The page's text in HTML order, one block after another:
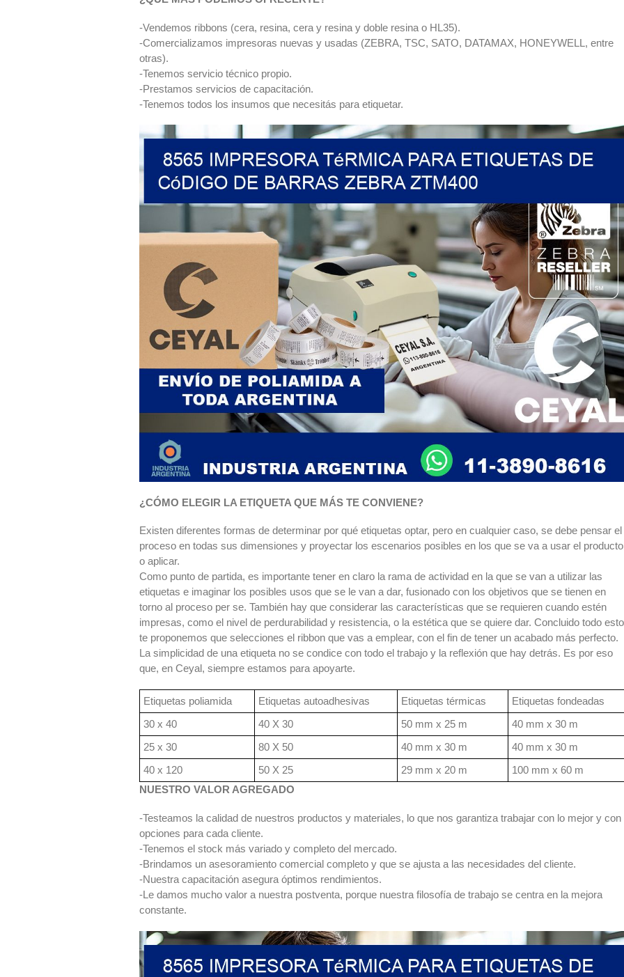
-Vendemos ribbons (cera, resina, cera y resina y doble resina o HL35).
-Comercializamos impresoras nuevas y usadas (ZEBRA, TSC, SATO, DATAMAX, HONEYWELL, entre
otras).
-Tenemos servicio técnico propio.
-Prestamos servicios de capacitación.
-Tenemos todos los insumos que necesitás para etiquetar.
¿CÓMO ELEGIR LA ETIQUETA QUE MÁS TE CONVIENE?
Existen diferentes formas de determinar por qué etiquetas optar, pero en cualquier caso, se debe pensar el
proceso en todas sus dimensiones y proyectar los escenarios posibles en los que se va a usar el producto
o aplicar.
Como punto de partida, es importante tener en claro la rama de actividad en la que se van a utilizar las
etiquetas e imaginar los posibles usos que se le van a dar, fusionado con los objetivos que se tienen en
torno al proceso per se. También hay que considerar las características que se requieren cuando estén
impresas, como el nivel de perdurabilidad y resistencia, o la estética que se quiere dar. Concluido todo
te proponemos que selecciones el ribbon que vas a emplear, con el fin de tener un acabado más perfecto.
La simplicidad de una etiqueta no se condice con todo el trabajo y la reflexión que hay detrás. Es por eso
que, en Ceyal, siempre estamos para apoyarte.
Etiquetas poliamida Etiquetas autoadhesivas Etiquetas térmicas
Etiquetas fondeadas
30 x 40
40 X 30 50 mm x 25 m
40 mm x 30 m
25 x 30
80 X 50 40 mm x 30 m
40 mm x 30 m
40 x 120
50 X 25 29 mm x 20 m
100 mm x 60 m
NUESTRO VALOR AGREGADO
-Testeamos la calidad de nuestros productos y materiales, lo que nos garantiza trabajar con lo mejor y con
opciones para cada cliente.
-Tenemos el stock más variado y completo del mercado.
-Brindamos un asesoramiento comercial completo y que se ajusta a las necesidades del cliente.
-Nuestra capacitación asegura óptimos rendimientos.
-Le damos mucho valor a nuestra postventa, porque nuestra filosofía de trabajo se centra en la mejora
constante.